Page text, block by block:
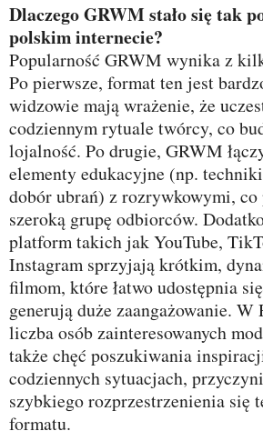
Dlaczego GRWM stało się tak popularne w
polskim internecie?
Popularność GRWM wynika z
Po pierwsze, format ten jest
widzowie mają wrażenie, że
codziennym rytuale twórcy, co
lojalność. Po drugie, GRWM
elementy edukacyjne (np.
dobór ubrań) z rozrywkowymi, co
szeroką grupę odbiorców.
platform takich jak YouTube,
Instagram sprzyjają krótkim,
filmom, które łatwo udostępnia
generują duże zaangażowanie. W
liczba osób zainteresowanych
także chęć poszukiwania
codziennych sytuacjach,
szybkiego rozprzestrzenienia się
formatu.